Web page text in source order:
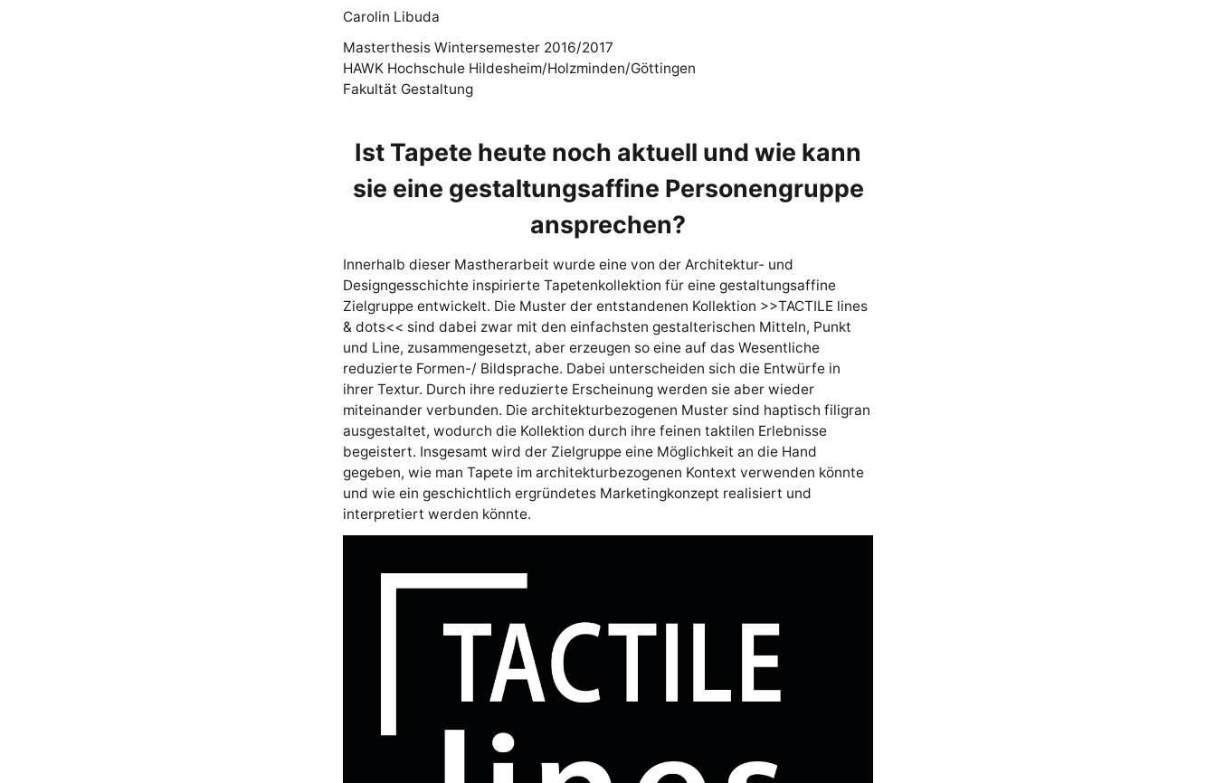
Carolin Libuda
Masterthesis Wintersemester 2016/2017
HAWK Hochschule Hildesheim/Holzminden/Göttingen
Fakultät Gestaltung
Ist Tapete heute noch aktuell und wie kann
sie eine gestaltungsaffine Personengruppe
ansprechen?
Innerhalb dieser Mastherarbeit wurde eine von der Architektur- und
Designgesschichte inspirierte Tapetenkollektion für eine gestaltungsaffine
Zielgruppe entwickelt. Die Muster der entstandenen Kollektion >>TACTILE lines
& dots<< sind dabei zwar mit den einfachsten gestalterischen Mitteln, Punkt
und Line, zusammengesetzt, aber erzeugen so eine auf das Wesentliche
reduzierte Formen-/ Bildsprache. Dabei unterscheiden sich die Entwürfe in
ihrer Textur. Durch ihre reduzierte Erscheinung werden sie aber wieder
miteinander verbunden. Die architekturbezogenen Muster sind haptisch filigran
ausgestaltet, wodurch die Kollektion durch ihre feinen taktilen Erlebnisse
begeistert. Insgesamt wird der Zielgruppe eine Möglichkeit an die Hand
gegeben, wie man Tapete im architekturbezogenen Kontext verwenden könnte
und wie ein geschichtlich ergründetes Marketingkonzept realisiert und
interpretiert werden könnte.